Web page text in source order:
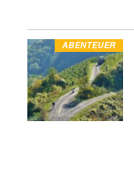
ABENTEUER